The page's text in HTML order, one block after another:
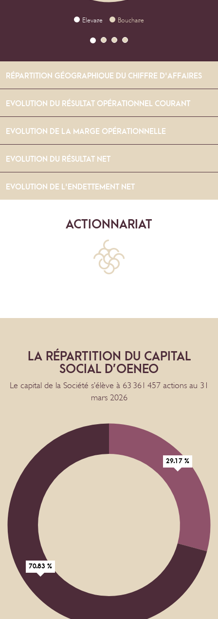
Elevage Bouchage
1 2 3 4
RÉPARTITION GÉOGRAPHIQUE DU CHIFFRE D'AFFAIRES
EVOLUTION DU RÉSULTAT OPÉRATIONNEL COURANT
EVOLUTION DE LA MARGE OPÉRATIONNELLE
EVOLUTION DU RÉSULTAT NET
EVOLUTION DE L'ENDETTEMENT NET
ACTIONNARIAT
LA RÉPARTITION DU CAPITAL
SOCIAL D’OENEO
Le capital de la Société s’élève à 63 361 457 actions au 31
mars 2026